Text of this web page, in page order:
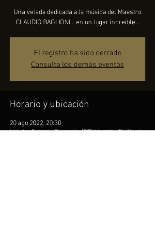
Una velada dedicada a la música del Maestro
CLAUDIO BAGLIONI... en un lugar increíble...
El registro ha sido cerrado
Consulta los demás eventos
Horario y ubicación
20 ago 2022, 20:30
Lido La Salata - Bisceglie (BT), Via Vito Siciliani,